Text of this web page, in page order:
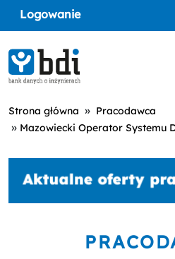
Logowanie
Strona główna » Pracodawca
» Mazowiecki Operator Systemu